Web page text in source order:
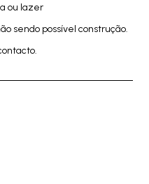
ou lazer
sendo possível construção.